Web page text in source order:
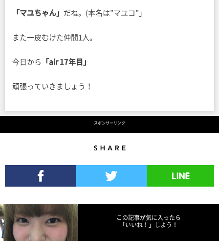
「マユちゃん」 だね。(本名は”マユコ”」
また一皮むけた仲間1人。
今日から 「air 17年目」
頑張っていきましょう！
スポンサーリンク
この記事が気に入ったら
「いいね！」しよう！